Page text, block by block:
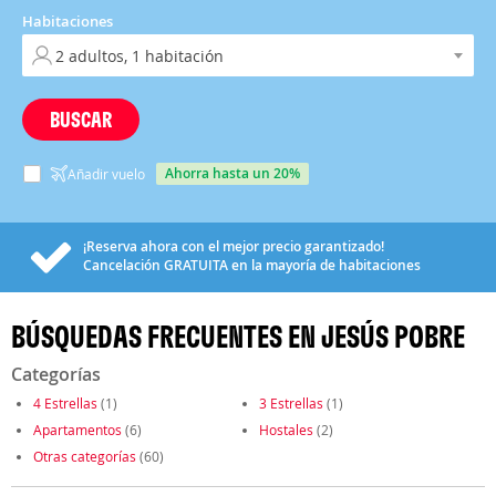
Habitaciones
BUSCAR
Añadir vuelo ahorra hasta un 20%
¡Reserva ahora con el mejor precio garantizado!
Cancelación GRATUITAen la mayoría de habitaciones
BÚSQUEDAS FRECUENTES EN JESÚS POBRE
Categorías
4 Estrellas (1) 3 Estrellas (1)
Apartamentos (6) Hostales (2)
Otras categorías (60)